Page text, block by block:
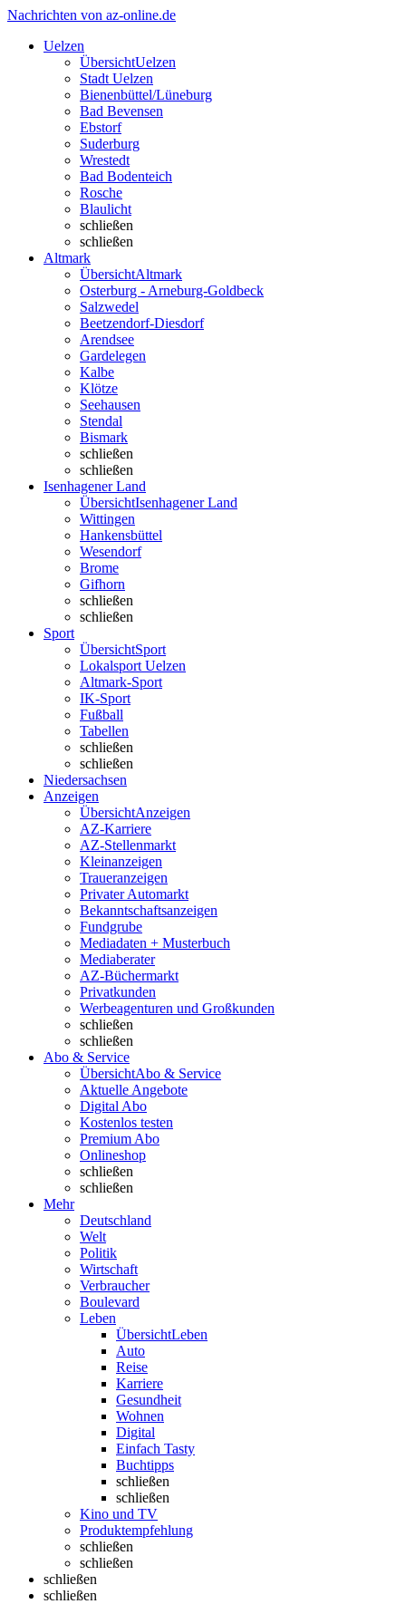
Nachrichten von az-online.de
Uelzen
ÜbersichtUelzen
Stadt Uelzen
Bienenbüttel/Lüneburg
Bad Bevensen
Ebstorf
Suderburg
Wrestedt
Bad Bodenteich
Rosche
Blaulicht
schließen
schließen
Altmark
ÜbersichtAltmark
Osterburg - Arneburg-Goldbeck
Salzwedel
Beetzendorf-Diesdorf
Arendsee
Gardelegen
Kalbe
Klötze
Seehausen
Stendal
Bismark
schließen
schließen
Isenhagener Land
ÜbersichtIsenhagener Land
Wittingen
Hankensbüttel
Wesendorf
Brome
Gifhorn
schließen
schließen
Sport
ÜbersichtSport
Lokalsport Uelzen
Altmark-Sport
IK-Sport
Fußball
Tabellen
schließen
schließen
Niedersachsen
Anzeigen
ÜbersichtAnzeigen
AZ-Karriere
AZ-Stellenmarkt
Kleinanzeigen
Traueranzeigen
Privater Automarkt
Bekanntschaftsanzeigen
Fundgrube
Mediadaten + Musterbuch
Mediaberater
AZ-Büchermarkt
Privatkunden
Werbeagenturen und Großkunden
schließen
schließen
Abo & Service
ÜbersichtAbo & Service
Aktuelle Angebote
Digital Abo
Kostenlos testen
Premium Abo
Onlineshop
schließen
schließen
Mehr
Deutschland
Welt
Politik
Wirtschaft
Verbraucher
Boulevard
Leben
ÜbersichtLeben
Auto
Reise
Karriere
Gesundheit
Wohnen
Digital
Einfach Tasty
Buchtipps
schließen
schließen
Kino und TV
Produktempfehlung
schließen
schließen
schließen
schließen